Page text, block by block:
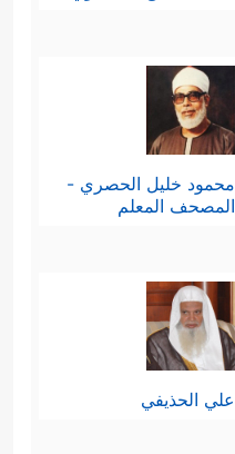
محمود خليل الحصري -
المصحف المعلم
علي الحذيفي